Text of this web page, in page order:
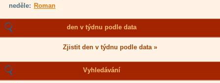
neděle: Roman
den v týdnu podle data
Zjistit den v týdnu podle data »
Vyhledávání